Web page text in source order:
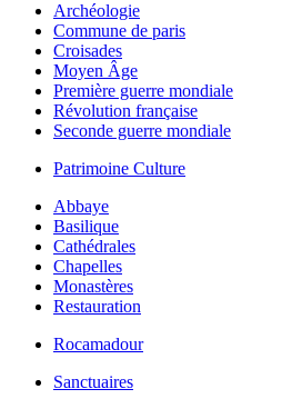
Archéologie
Commune de paris
Croisades
Moyen Âge
Première guerre mondiale
Révolution française
Seconde guerre mondiale
Patrimoine Culture
Abbaye
Basilique
Cathédrales
Chapelles
Monastères
Restauration
Rocamadour
Sanctuaires